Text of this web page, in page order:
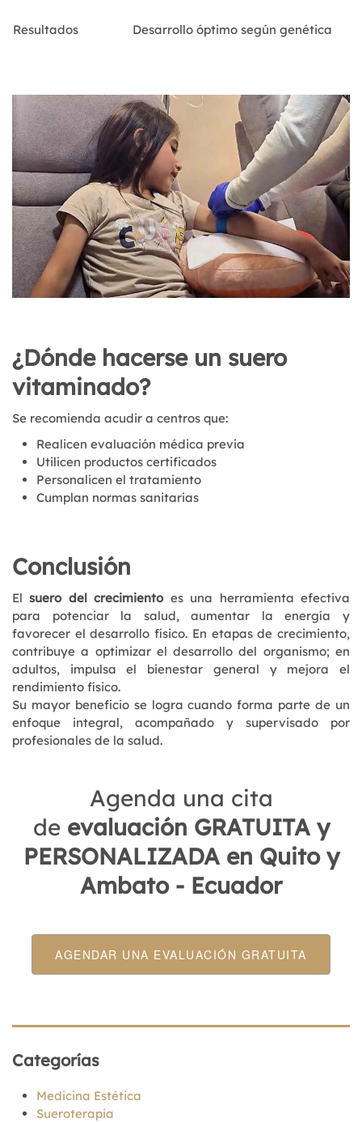
Resultados Desarrollo óptimo según genética
¿Dónde hacerse un suero
vitaminado?
Se recomienda acudir a centros que:
Realicen evaluación médica previa
Utilicen productos certificados
Personalicen el tratamiento
Cumplan normas sanitarias
Conclusión
Elsuero del crecimientoes una herramienta efectiva
para potenciar la salud, aumentar la energía y
favorecer el desarrollo físico. En etapas de crecimiento,
contribuye a optimizar el desarrollo del organismo; en
adultos, impulsa el bienestar general y mejora el
rendimiento físico.
Su mayor beneficio se logra cuando forma parte de un
enfoque integral, acompañado y supervisado por
profesionales de la salud.
Agenda una cita
de evaluación GRATUITA y
PERSONALIZADA en Quito y
Ambato - Ecuador
AGENDAR UNA EVALUACIÓN GRATUITA
Categorías
Medicina Estética
Sueroterapia